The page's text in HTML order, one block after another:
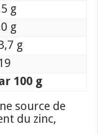
g
g
g
100 g
source de
du zinc,